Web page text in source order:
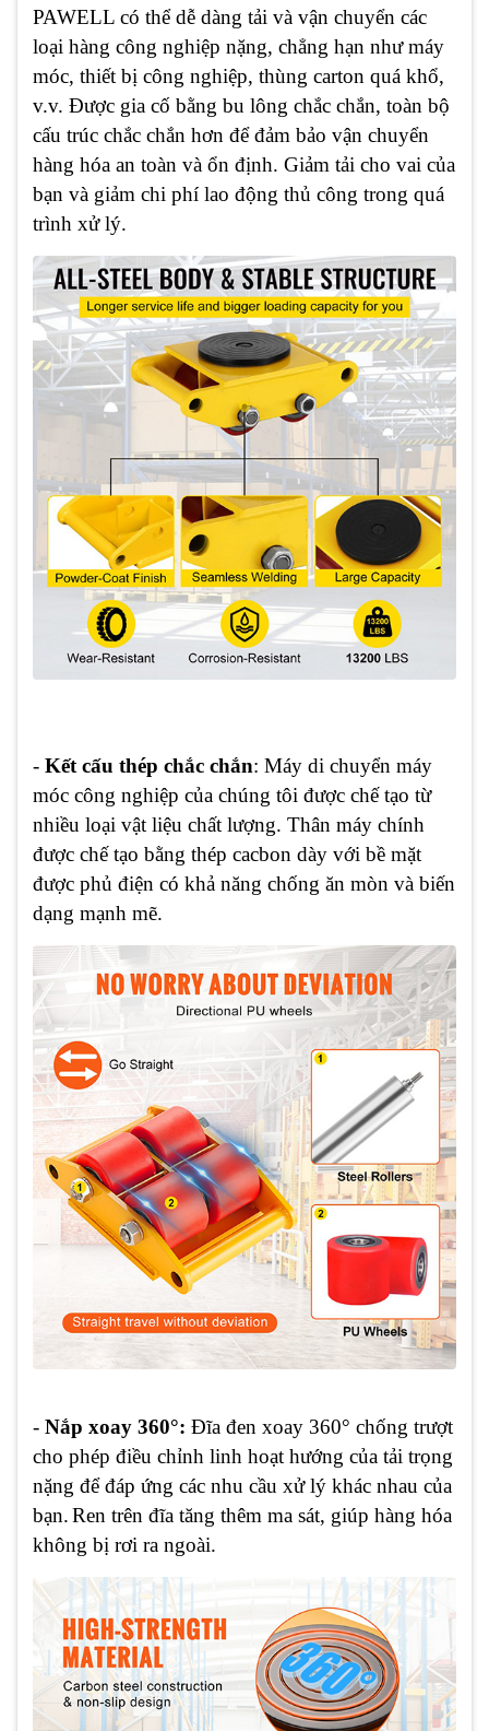
PAWELL có thể dễ dàng tải và vận chuyển các
loại hàng công nghiệp nặng, chẳng hạn như máy
móc, thiết bị công nghiệp, thùng carton quá khổ,
v.v. Được gia cố bằng bu lông chắc chắn, toàn bộ
cấu trúc chắc chắn hơn để đảm bảo vận chuyển
hàng hóa an toàn và ổn định. Giảm tải cho vai của
bạn và giảm chi phí lao động thủ công trong quá
trình xử lý.
- Kết cấu thép chắc chắn: Máy di chuyển máy
móc công nghiệp của chúng tôi được chế tạo từ
nhiều loại vật liệu chất lượng. Thân máy chính
được chế tạo bằng thép cacbon dày với bề mặt
được phủ điện có khả năng chống ăn mòn và biến
dạng mạnh mẽ.
- Nắp xoay 360°: Đĩa đen xoay 360° chống trượt
cho phép điều chỉnh linh hoạt hướng của tải trọng
nặng để đáp ứng các nhu cầu xử lý khác nhau của
bạn.Ren trên đĩa tăng thêm ma sát, giúp hàng hóa
không bị rơi ra ngoài.